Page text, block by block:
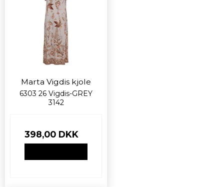
Marta Vigdis kjole
6303 26 Vigdis-GREY
3142
398,00 DKK